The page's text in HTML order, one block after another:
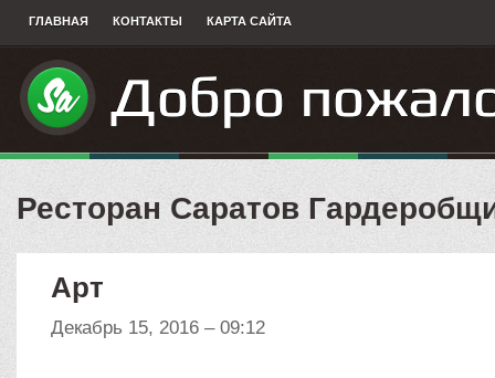
ГЛАВНАЯ КОНТАКТЫ КАРТА САЙТА
Ресторан Саратов
Арт
Декабрь 15, 2016 – 09:12